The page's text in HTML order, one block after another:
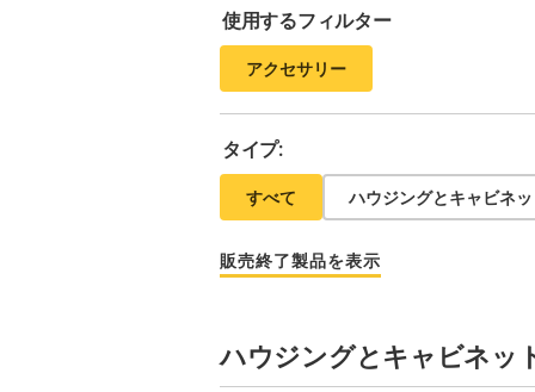
使用するフィルター
アクセサリー
タイプ:
すべて ハウジングとキャビネ
販売終了製品を表示
ハウジングとキャビネッ